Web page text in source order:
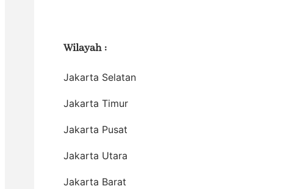
Wilayah :
Jakarta Selatan
Jakarta Timur
Jakarta Pusat
Jakarta Utara
Jakarta Barat